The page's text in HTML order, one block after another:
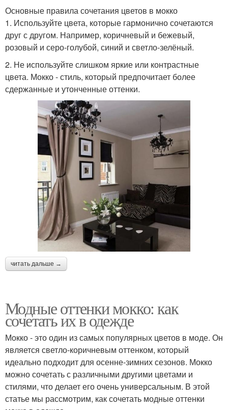
Основные правила сочетания цветов в мокко
1. Используйте цвета, которые гармонично сочетаются
друг с другом. Например, коричневый и бежевый,
розовый и серо-голубой, синий и светло-зелёный.
2. Не используйте слишком яркие или контрастные
цвета. Мокко - стиль, который предпочитает более
сдержанные и утонченные оттенки.
читать дальше →
Модные оттенки мокко: как
сочетать их в одежде
Мокко - это один из самых популярных цветов в моде. Он
является светло-коричневым оттенком, который
идеально подходит для осенне-зимних сезонов. Мокко
можно сочетать с различными другими цветами и
стилями, что делает его очень универсальным. В этой
статье мы рассмотрим, как сочетать модные оттенки